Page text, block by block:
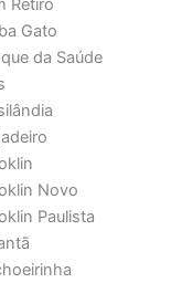
Retiro
Gato
da Saúde
Novo
Paulista